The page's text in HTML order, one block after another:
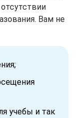
Вам не
учебы и так